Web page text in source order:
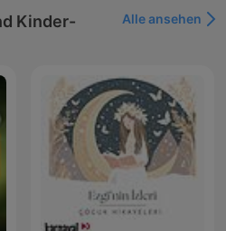
Kinder-
Alle ansehen